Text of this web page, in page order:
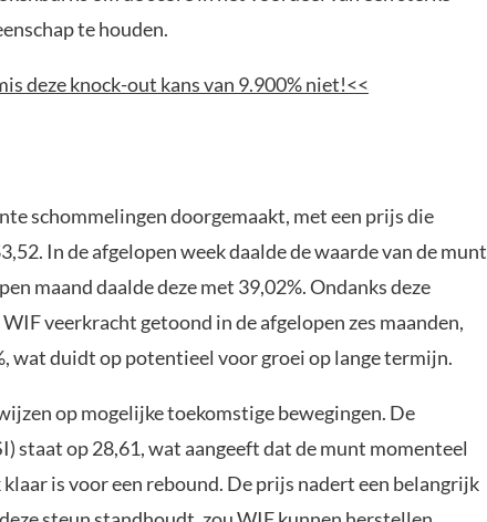
te houden.
deze knock-out kans van 9.900% niet!<<
schommelingen doorgemaakt, met een prijs die
In de afgelopen week daalde de waarde van de munt
maand daalde deze met 39,02%. Ondanks deze
veerkracht getoond in de afgelopen zes maanden,
wat duidt op potentieel voor groei op lange termijn.
op mogelijke toekomstige bewegingen. De
staat op 28,61, wat aangeeft dat de munt momenteel
is voor een rebound. De prijs nadert een belangrijk